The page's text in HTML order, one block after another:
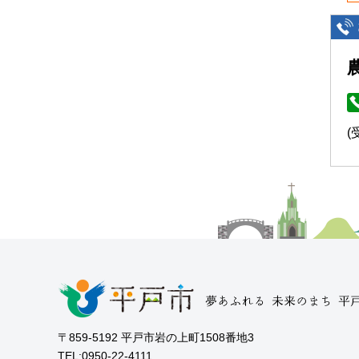
(
〒859-5192 平戸市岩の上町1508番地3
TEL:0950-22-4111